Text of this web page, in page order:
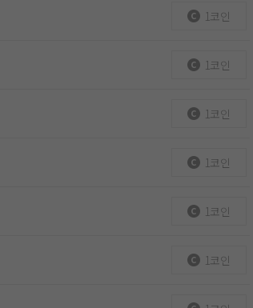
1코인
1코인
1코인
1코인
1코인
1코인